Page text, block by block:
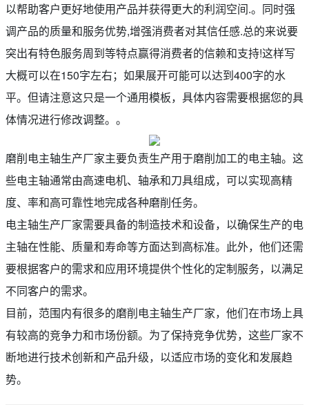
以帮助客户更好地使用产品并获得更大的利润空间.。同时强
调产品的质量和服务优势,增强消费者对其信任感.总的来说要
突出有特色服务周到等特点赢得消费者的信赖和支持!这样写
大概可以在150字左右；如果展开可能可以达到400字的水
平。但请注意这只是一个通用模板，具体内容需要根据您的具
体情况进行修改调整。。
磨削电主轴生产厂家主要负责生产用于磨削加工的电主轴。这
些电主轴通常由高速电机、轴承和刀具组成，可以实现高精
度、率和高可靠性地完成各种磨削任务。
电主轴生产厂家需要具备的制造技术和设备，以确保生产的电
主轴在性能、质量和寿命等方面达到高标准。此外，他们还需
要根据客户的需求和应用环境提供个性化的定制服务，以满足
不同客户的需求。
目前，范围内有很多的磨削电主轴生产厂家，他们在市场上具
有较高的竞争力和市场份额。为了保持竞争优势，这些厂家不
断地进行技术创新和产品升级，以适应市场的变化和发展趋
势。